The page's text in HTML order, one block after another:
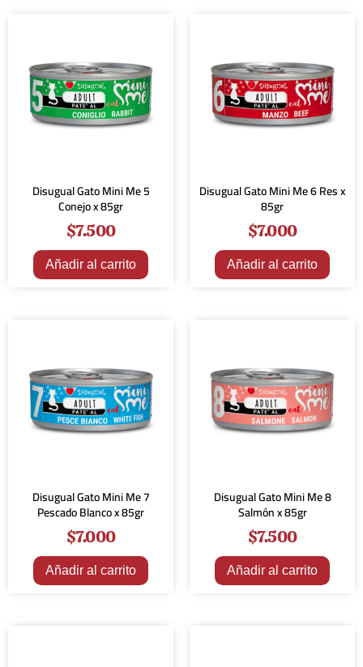
Disugual Gato Mini Me 5
Conejo x 85gr
$7.500
Añadir al carrito
Disugual Gato Mini Me 6 Res x
85gr
$7.000
Añadir al carrito
Disugual Gato Mini Me 7
Pescado Blanco x 85gr
$7.000
Añadir al carrito
Disugual Gato Mini Me 8
Salmón x 85gr
$7.500
Añadir al carrito